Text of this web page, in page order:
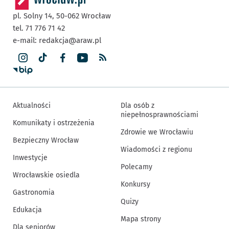
pl. Solny 14, 50-062 Wrocław
tel. 71 776 71 42
e-mail: redakcja@araw.pl
Aktualności
Komunikaty i ostrzeżenia
Bezpieczny Wrocław
Inwestycje
Wrocławskie osiedla
Gastronomia
Edukacja
Dla seniorów
Dla osób z
niepełnosprawnościami
Zdrowie we Wrocławiu
Wiadomości z regionu
Polecamy
Konkursy
Quizy
Mapa strony